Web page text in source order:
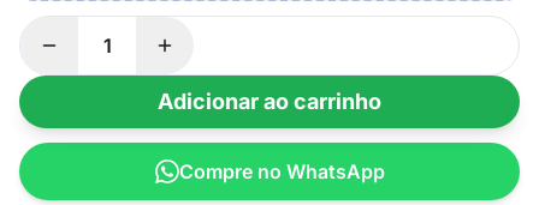
Adicionar ao carrinho
Compre no WhatsApp